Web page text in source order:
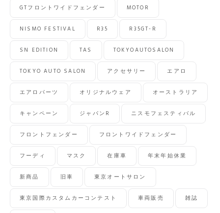
GTフロントワイドフェンダー MOTOR
NISMO FESTIVAL R35 R35GT-R
SN EDITION TAS TOKYOAUTOSALON
TOKYO AUTO SALON アクセサリー エアロ
エアロパーツ オリジナルウェア オーストラリア
キャンペーン ジャパンR ニスモフェスティバル
フロントフェンダー フロントワイドフェンダー
フーディ マスク 在庫車 年末年始休業
新商品 旧車 東京オートサロン
東京国際カスタムカーコンテスト 車両販売 雑誌